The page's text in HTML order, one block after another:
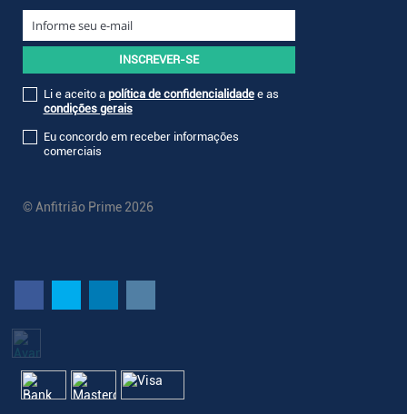
Li e aceito a política de confidencialidadee as
condições gerais
Eu concordo em receber informações
comerciais
© Anfitrião Prime 2026